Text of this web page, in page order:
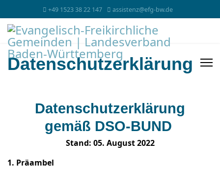
+49 1523 38 22 147 assistenz@efg-bw.de
Datenschutzerklärung
Datenschutzerklärung
gemäß DSO-BUND
Stand: 05. August 2022
1. Präambel